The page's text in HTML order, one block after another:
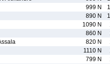
999 N
890 N
1090 N
860 N
820 N
1110 N
799 N